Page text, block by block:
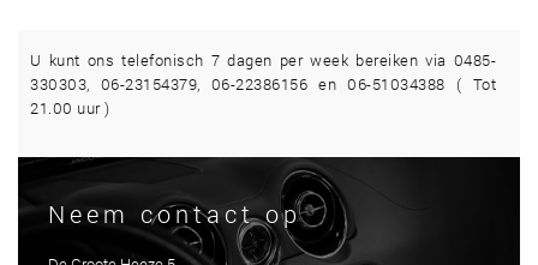
U kunt ons telefonisch 7 dagen per week bereiken via 0485-
330303, 06-23154379, 06-22386156 en 06-51034388 ( Tot
21.00 uur )
Neem contact op